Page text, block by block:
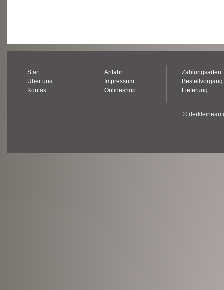
Start
Über uns
Kontakt
Anfahrt
Impressum
Onlineshop
Zahlungsarten
Bestellvorgang
Lieferung
©